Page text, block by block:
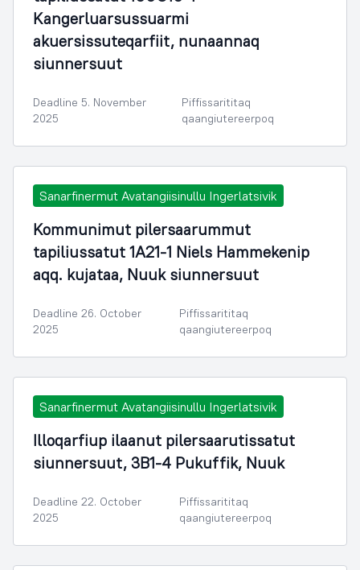
Kangerluarsussuarmi
akuersissuteqarfiit, nunaannaq
siunnersuut
Deadline 5. November
2025
Piffissarititaq
qaangiutereerpoq
Sanarfinermut Avatangiisinullu Ingerlatsivik
Kommunimut pilersaarummut
tapiliussatut 1A21-1 Niels Hammekenip
aqq. kujataa, Nuuk siunnersuut
Deadline 26. October
2025
Piffissarititaq
qaangiutereerpoq
Sanarfinermut Avatangiisinullu Ingerlatsivik
Illoqarfiup ilaanut pilersaarutissatut
siunnersuut, 3B1-4 Pukuffik, Nuuk
Deadline 22. October
2025
Piffissarititaq
qaangiutereerpoq